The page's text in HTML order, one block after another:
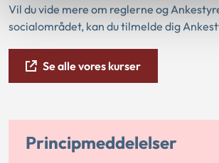
Vil du vide mere om reglerne og
socialområdet, kan du tilmelde dig
Se alle vores kurser
Principmeddelelser